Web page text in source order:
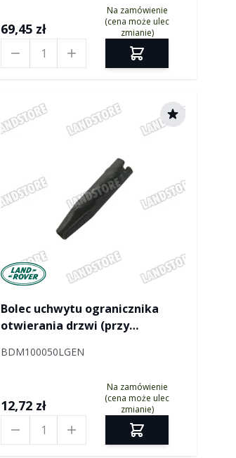
69,45 zł
Na zamówienie
(cena może ulec
zmianie)
Manufactured by Land rover
Bolec uchwytu ogranicznika
otwierania drzwi (przy
Discovery II / RR P38 / Freelander
BDM100050LGEN
12,72 zł
Na zamówienie
(cena może ulec
zmianie)